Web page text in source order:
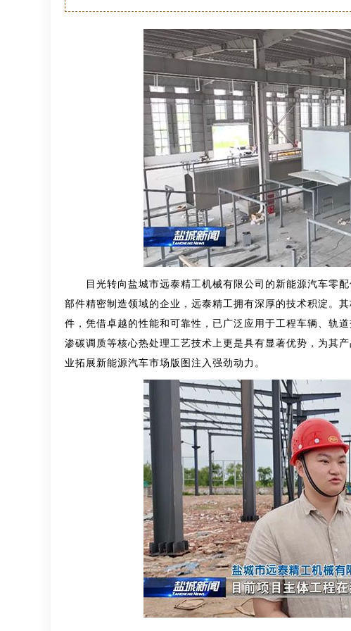
目光转向盐城市远泰精工机械有限公司的新能源汽车零
部件精密制造领域的企业，远泰精工拥有深厚的技术积淀
件，凭借卓越的性能和可靠性，已广泛应用于工程车辆、轨
渗碳调质等核心热处理工艺技术上更是具有显著优势，为其
业拓展新能源汽车市场版图注入强劲动力 。